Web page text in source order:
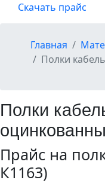
Скачать прайс
Главная
Полки
Полки
Прайс на
К1163)